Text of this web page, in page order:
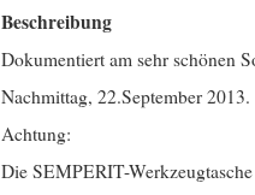
Beschreibung
Dokumentiert am sehr schönen
Nachmittag, 22.September 2013.
Achtung:
Die SEMPERIT-